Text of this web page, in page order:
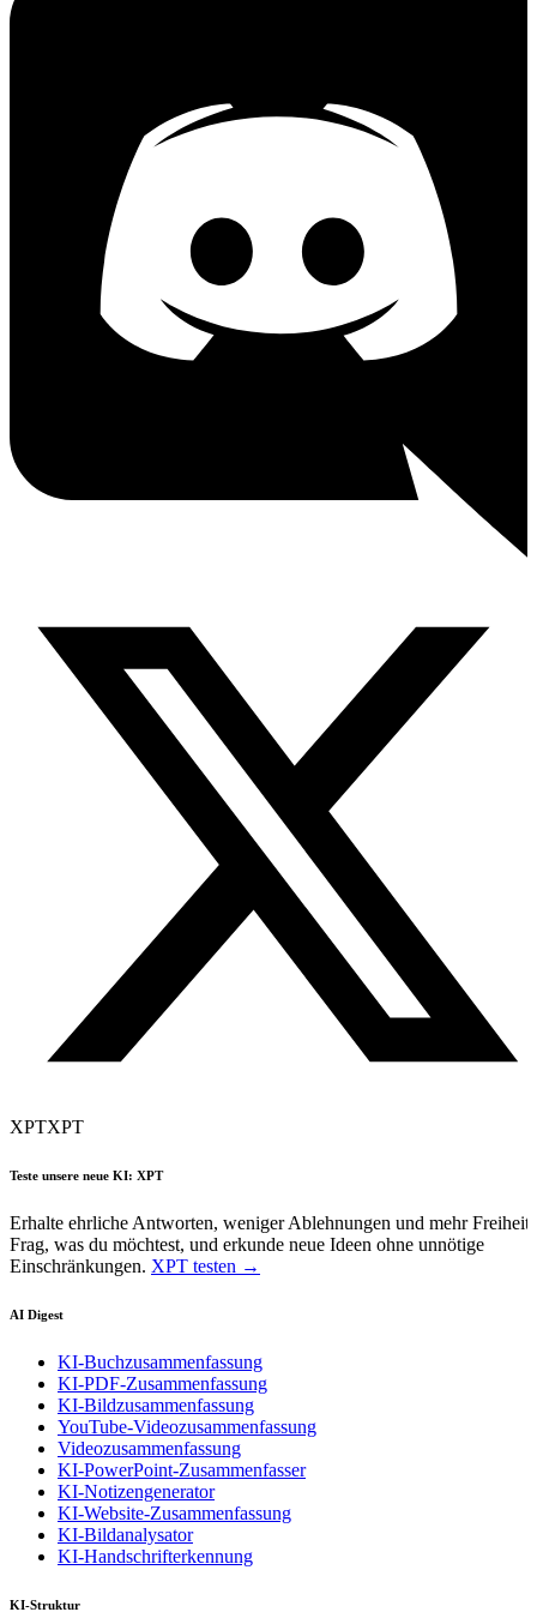
XPTXPT
Teste unsere neue KI: XPT
Erhalte ehrliche Antworten, weniger Ablehnungen und mehr Freiheit.
Frag, was du möchtest, und erkunde neue Ideen ohne unnötige
Einschränkungen. XPT testen →
AI Digest
KI-Buchzusammenfassung
KI-PDF-Zusammenfassung
KI-Bildzusammenfassung
YouTube-Videozusammenfassung
Videozusammenfassung
KI-PowerPoint-Zusammenfasser
KI-Notizengenerator
KI-Website-Zusammenfassung
KI-Bildanalysator
KI-Handschrifterkennung
KI-Struktur